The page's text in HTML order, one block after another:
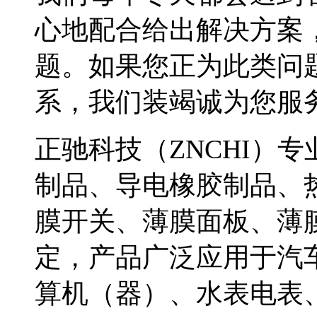
心地配合给出解决方案
题。如果您正为此类问
系，我们装竭诚为您服
正驰科技（ZNCHI）
制品、导电橡胶制品、
膜开关、薄膜面板、薄
定，产品广泛应用于汽
算机（器）、水表电表